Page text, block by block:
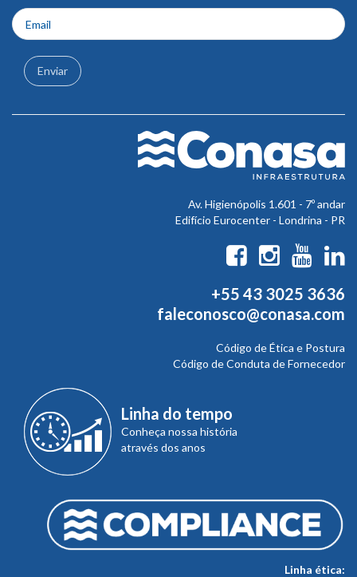
Enviar
Av. Higienópolis 1.601 - 7º andar
Edifício Eurocenter - Londrina - PR
+55 43 3025 3636
faleconosco@conasa.com
Código de Ética e Postura
Código de Conduta de Fornecedor
Linha do tempo
Conheça nossa história
através dos anos
Linha ética: